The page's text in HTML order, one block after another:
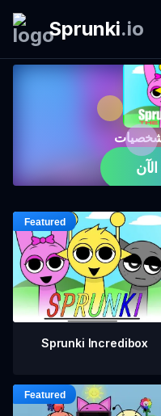
Sprunki.io
Sprunki Incredibox